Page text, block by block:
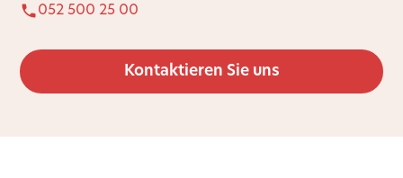
052 500 25 00
Kontaktieren Sie uns